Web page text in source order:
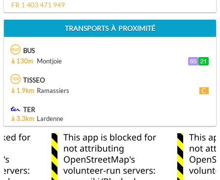
FR 1 403 471 949
TRANSPORTS À PROXIMITÉ
BUS
à 130m Montjoie
TISSEO
à 1.9km Ramassiers
TER
à 3.3km Lardenne